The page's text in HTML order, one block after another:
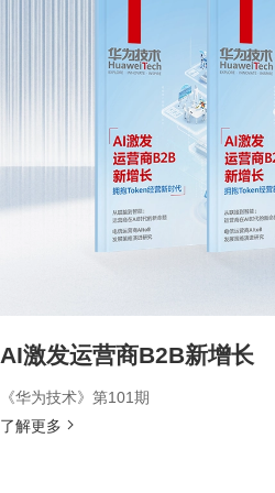
AI激发运营商B2B新增长
《华为技术》第101期
了解更多